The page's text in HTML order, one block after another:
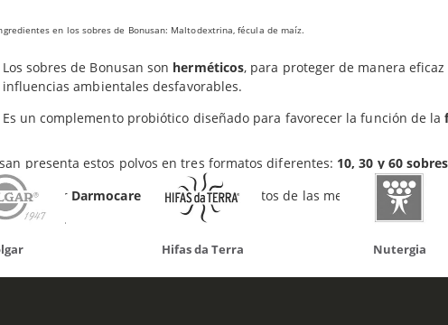
bacterias.
Los sobres de Bonusan son herméticos, para proteger de manera
influencias ambientales desfavorables.
Es un complemento probiótico diseñado para favorecer la función de la
presenta estos polvos en tres formatos diferentes: 10, 30 y 60 sobres
comprar Darmocare Pro, y otros productos de las mejores marcas de
Web.
en los sobres de Bonusan: Maltodextrina, fécula de maíz.
Terra Nutergia 100% Natural